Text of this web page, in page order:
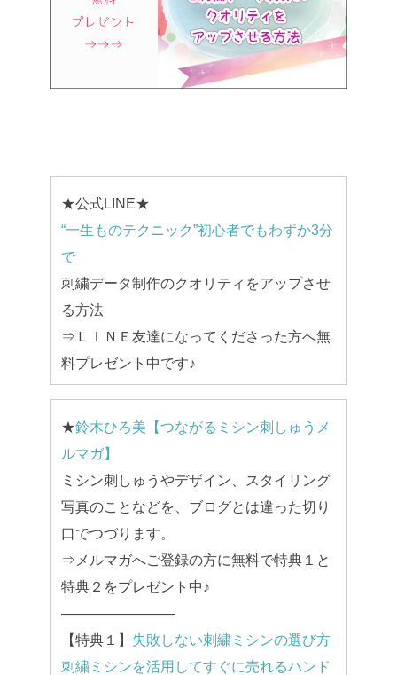
★公式LINE★
“一生ものテクニック”初心者でもわずか3分
で
刺繍データ制作のクオリティをアップさせ
る方法
⇒ＬＩＮＥ友達になってくださった方へ無
料プレゼント中です♪
★鈴木ひろ美【つながるミシン刺しゅうメ
ルマガ】
ミシン刺しゅうやデザイン、スタイリング
写真のことなどを、ブログとは違った切り
口でつづります。
⇒メルマガへご登録の方に無料で特典１と
特典２をプレゼント中♪
————————
【特典１】 失敗しない刺繍ミシンの選び方
刺繍ミシンを活用してすぐに売れるハンド